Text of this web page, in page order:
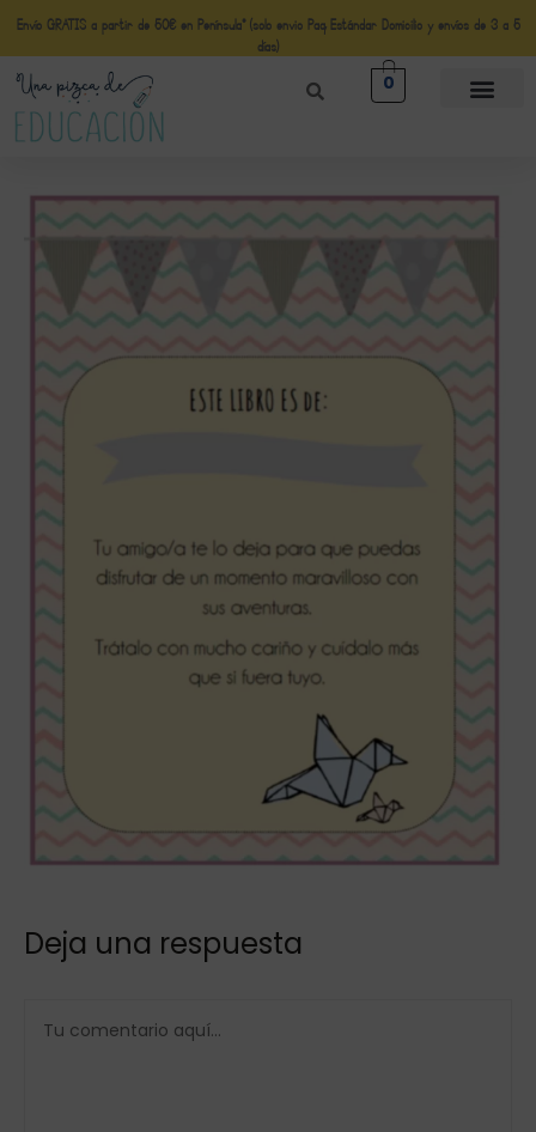
Envío GRATIS a partir de 50€ en Península* (solo envio Paq Estándar Domicilio y envíos de 3 a 5
días)
0
Deja una respuesta